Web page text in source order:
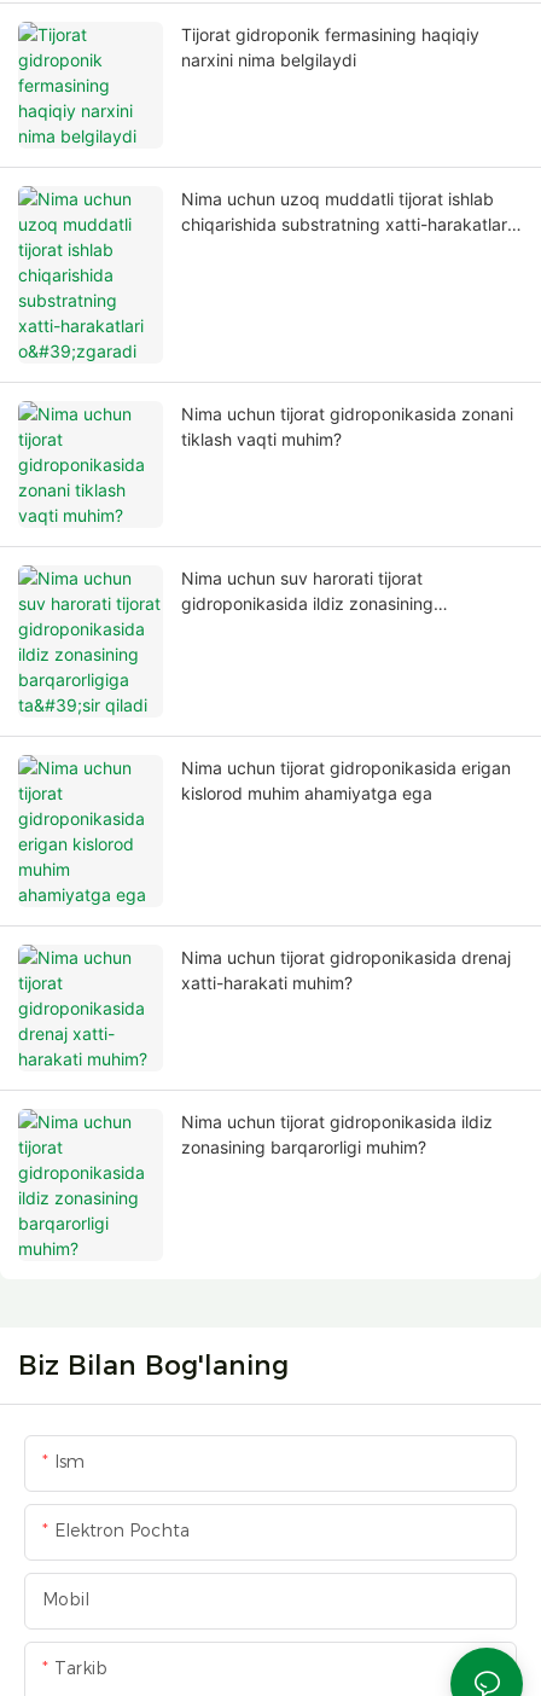
Tijorat gidroponik fermasining haqiqiy
narxini nima belgilaydi
Nima uchun uzoq muddatli tijorat ishlab
chiqarishida substratning xatti-harakatlari
Nima uchun tijorat gidroponikasida zonani
tiklash vaqti muhim?
Nima uchun suv harorati tijorat
gidroponikasida ildiz zonasining
Nima uchun tijorat gidroponikasida erigan
kislorod muhim ahamiyatga ega
Nima uchun tijorat gidroponikasida drenaj
xatti-harakati muhim?
Nima uchun tijorat gidroponikasida ildiz
zonasining barqarorligi muhim?
Biz Bilan Bog'laning
Ism
Elektron Pochta
Mobil
Tarkib